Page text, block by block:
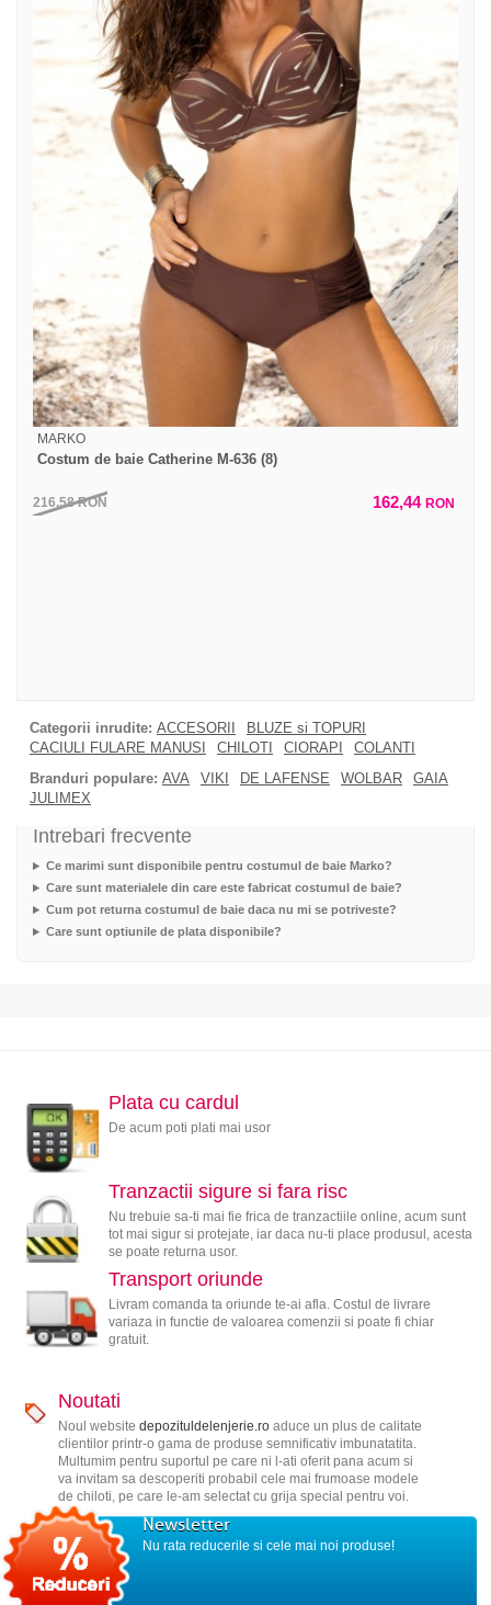
MARKO
Costum de baie Catherine M-636 (8)
216,58RON 162,44 RON
Categorii inrudite: ACCESORII
BLUZE si TOPURI
CACIULI FULARE MANUSI
CHILOTI CIORAPI
COLANTI
Branduri populare: AVA VIKI DE LAFENSE WOLBAR
GAIA
JULIMEX
Intrebari frecvente
Ce marimi sunt disponibile pentru costumul de baie Marko?
Care sunt materialele din care este fabricat costumul de baie?
Cum pot returna costumul de baie daca nu mi se potriveste?
Care sunt optiunile de plata disponibile?
Plata cu cardul
De acum poti plati mai usor
Tranzactii sigure si fara risc
Nu trebuie sa-ti mai fie frica de tranzactiile online, acum sunt
tot mai sigur si protejate, iar daca nu-ti place produsul, acesta
se poate returna usor.
Transport oriunde
Livram comanda ta oriunde te-ai afla. Costul de livrare
variaza in functie de valoarea comenzii si poate fi chiar
gratuit.
Noutati
Noul website depozituldelenjerie.roaduce un plus de calitate
clientilor printr-o gama de produse semnificativ imbunatatita.
Multumim pentru suportul pe care ni l-ati oferit pana acum si
va invitam sa descoperiti probabil cele mai frumoase modele
de chiloti, pe care le-am selectat cu grija special pentru voi.
Newsletter
Nu rata reducerile si cele mai noi produse!